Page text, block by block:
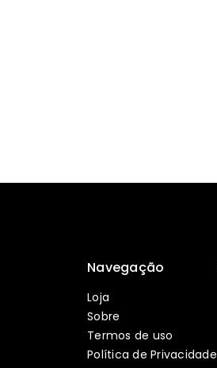
Navegação
Loja
Sobre
Termos de uso
Política de Privacidade